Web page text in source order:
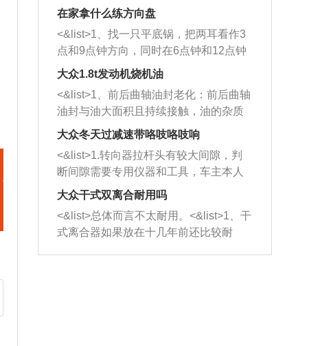
者是细棍，直接将杂物给取出来，如果
堵塞情况比较严重，也可以采取应急措
施。 <&list>2、直接利用木棍将所有的
杂物推到排气管里面的位置处，然后将
三元催化器拆解开，就可以将堵塞的东
西取出来。但如果是因为积碳过多引起
的堵塞，就需要将三元催化器泡在草酸
洗剂对堵塞的情况得到解决，将清洗剂
放在燃油箱中，与燃油混合后，车辆启
动时，就可以和汽油一起进入到燃烧
室，最后形成废气排出，就可以让三元
催化器得到清洗，排气管堵塞的情况就
能够得到解决。
在家拿什么练方向盘
<&list>1、找一只平底锅，把两耳看作3
点和9点钟方向，同时在6点钟和12点钟
方向做一个标记。 <&list>2、双手握住
一圈半的练习，往右同样也要打相同的
圈数。 <&list>3、最后强调要反复练
习，这样就可以形成肌肉记忆，在真实
驾驶车辆时，不需要记忆也能打好方
向。
大众1.8t发动机烧机油
<&list>1、前后曲轴油封老化：前后曲轴
油封与油大面积且持续接触，油的杂质
和发动机内持续温度变化使其密封效果
逐渐减弱，导致渗油或漏油。<&list>2、
活塞间隙过大：积碳会使活塞环与缸体
的间隙扩大，导致机油流入燃烧室中，
造成烧机油。<&list>3、机油粘度。使用
机油粘度过小的话，同样会有烧机油现
象，机油粘度过小具有很好的流动性，
大众冬天过减速带咯吱咯吱响
<&list>1.转向器拉杆头有较大间隙，判
断间隙需要专用仪器和工具，车主本人
无法制作，需要将车辆送到修理厂或4s
店；<&list>2.车辆半轴套管防尘罩破
裂，破裂后会出现漏油现象，使半轴磨
损严重，磨损的半轴容易损坏，产生异
响；<&list>3.稳定器的转向胶套和球头
大众干式双离合耐用吗
<&list>总体而言不太耐用。<&list>1、干
式离合器如果放在十几年前还比较耐